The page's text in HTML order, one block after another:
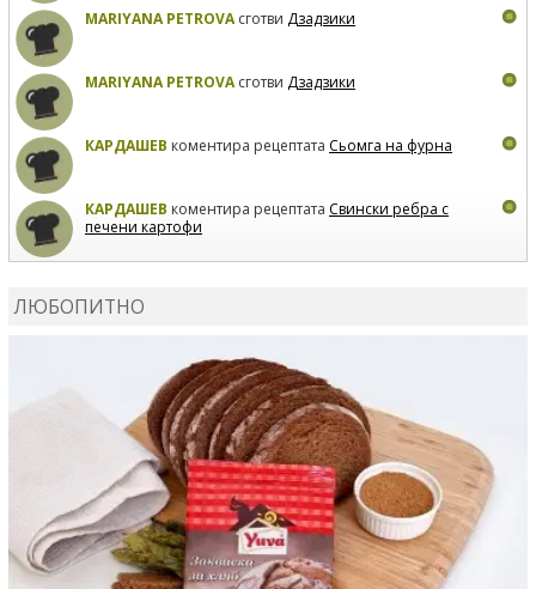
MARIYANA PETROVAсготви Дзадзики
MARIYANA PETROVAсготви Дзадзики
КАРДАШЕВ коментира рецептата Сьомга на фурна
КАРДАШЕВ коментира рецептата Свински ребра с
печени картофи
ЛЮБОПИТНО